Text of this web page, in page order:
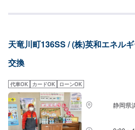
天竜川町136SS / (株)英和エネル
交換
代車OK カードOK ローンOK
静岡県